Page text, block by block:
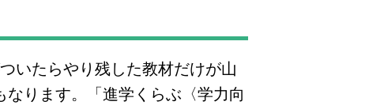
いたらやり残した教材だけが山
ります。「進学くらぶ〈学力向